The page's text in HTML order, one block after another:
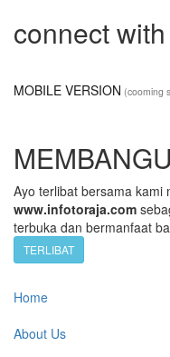
connect
MOBILE VERSION (cooming
Ayo terlibat bersama kami
www.infotoraja.com
terbuka dan bermanfaat
TERLIBAT
Home
About Us